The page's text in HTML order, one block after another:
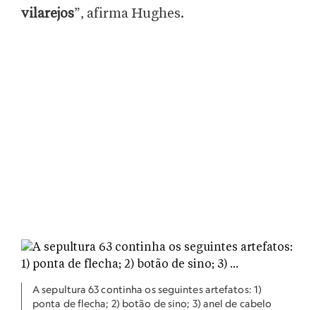
vilarejos”, afirma Hughes.
A sepultura 63 continha os seguintes artefatos: 1)
ponta de flecha; 2) botão de sino; 3) anel de cabelo